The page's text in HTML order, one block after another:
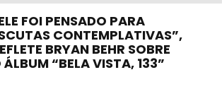
FOI PENSADO PARA
CONTEMPLATIVAS”,
BRYAN BEHR SOBRE
ÁLBUM “BELA VISTA, 133”